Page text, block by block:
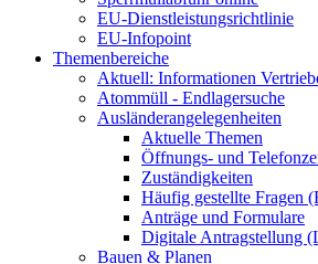
EU-Dienstleistungsrichtlinie
EU-Infopoint
Themenbereiche
Aktuell: Informationen
Atommüll - Endlagersuche
Ausländerangelegenheiten
Aktuelle Themen
Öffnungs- und
Zuständigkeiten
Häufig gestellte Fragen
Anträge und Formulare
Digitale Antragstellung
Bauen & Planen